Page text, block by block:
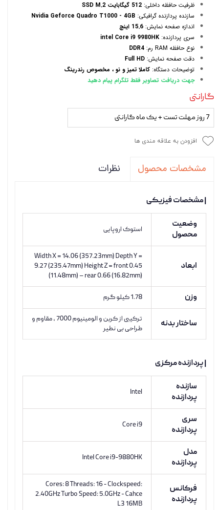
ظرفیت حافظه داخلی: 512 گیگابایت SSD M.2
سازنده پردازنده گرافیکی: Nvidia Geforce Quadro T1000 - 4GB
اندازه صفحه نمایش: 15.6 اینچ
سری پردازنده: intel Core i9 9980HK
نوع حافظه RAM رم:
DDR4
دقت صفحه نمایش: Full HD
توضیحات دستگاه: کاملا تمیز و نو ، مخصوص رندرینگ
جهت دریافت تصاویر فقط تلگرام پیام دهید
گارانتی
7 روز مهلت تست + یک ماه گارانتی
افزودن به علاقه مندی ها
مشخصات محصول نظرات
| مشخصات فیزیکی
وضعیت
محصول
استوک اروپایی
ابعاد
Width X = 14.06 (357.23mm) Depth Y =
9.27 (235.47mm) Height Z = front 0.45
(11.48mm) – rear 0.66 (16.82mm)
وزن 1.78 کیلو گرم
ساختار بدنه
ترکیبی از کربن و الومینیوم 7000 ، مقاوم و
طراحی بی نطیر
| پردازنده مرکزی
سازنده
پردازنده
Intel
سری
پردازنده
Core i9
مدل
پردازنده
Intel Core i9-9880HK
فرکانس
پردازنده
Cores: 8 Threads: 16 - Clockspeed:
2.40GHz Turbo Speed: 5.0GHz - Cahce
L3 16MB